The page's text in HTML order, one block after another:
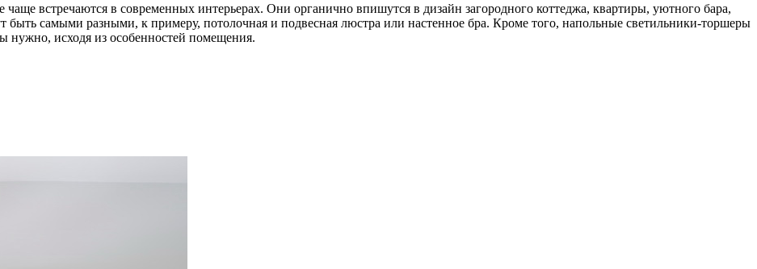
встречаются в современных интерьерах. Они органично впишутся в дизайн загородного коттеджа, квартиры, уютного бара,
быть самыми разными, к примеру, потолочная и подвесная люстра или настенное бра. Кроме того, напольные светильники-торшеры
нужно, исходя из особенностей помещения.